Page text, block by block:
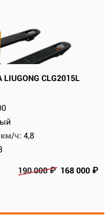
CLG2015L
км/ч: 4,8
190 000 ₽ 168 000 ₽